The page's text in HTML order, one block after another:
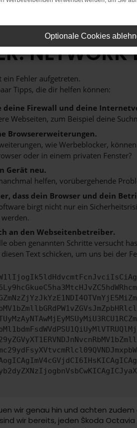
NETWORK
ein Fehler aufgetreten.
Tipps, die dir helfen können:
deine Firewall und deine
Webseiten, zum Beispiel deine
Browsererweiterungen.
wie Werbeblocker,
oder in einem privaten Fenster?
Gerät neu.
helfen, vorübergehende
dass dein Browser und dein
birgt nicht nur ein
an den Webseitenbetreiber.
oben genannten Schritte versucht
Text schicken, um uns bei der
wir genau hin und achten
wir bereits, jeden Škoda
Optionale Cookies